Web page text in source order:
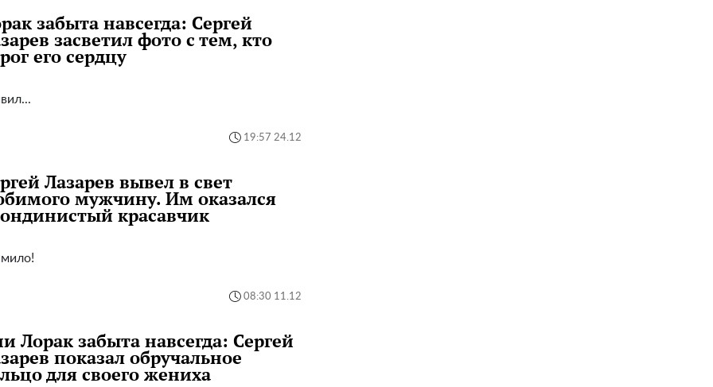
забыта навсегда: Сергей
засветил фото с тем, кто
его сердцу
19:57 24.12
Лазарев вывел в свет
мужчину. Им оказался
красавчик
мило!
08:30 11.12
Лорак забыта навсегда: Сергей
показал обручальное
для своего жениха